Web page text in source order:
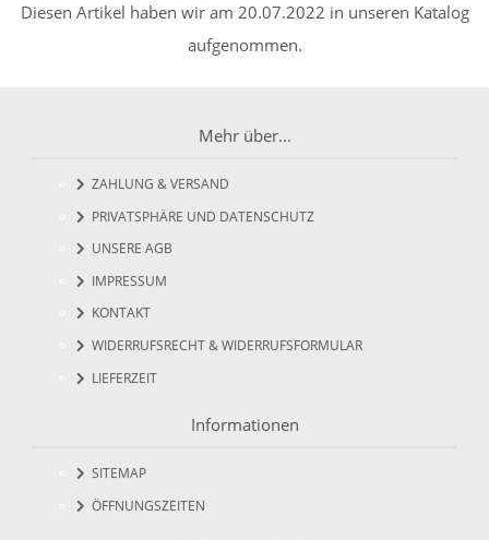
Diesen Artikel haben wir am 20.07.2022 in unseren Katalog
aufgenommen.
Mehr über...
ZAHLUNG & VERSAND
PRIVATSPHÄRE UND DATENSCHUTZ
UNSERE AGB
IMPRESSUM
KONTAKT
WIDERRUFSRECHT & WIDERRUFSFORMULAR
LIEFERZEIT
Informationen
SITEMAP
ÖFFNUNGSZEITEN